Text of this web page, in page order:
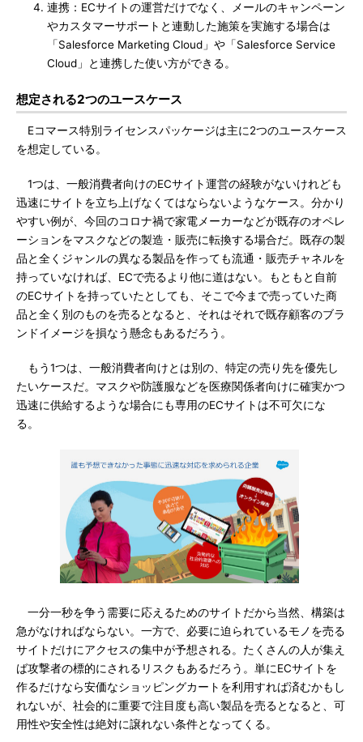
連携：ECサイトの運営だけでなく、メールのキャンペーン
やカスタマーサポートと連動した施策を実施する場合は
「Salesforce Marketing Cloud」や「Salesforce Service
Cloud」と連携した使い方ができる。
想定される2つのユースケース
Eコマース特別ライセンスパッケージは主に2つのユースケース
を想定している。
1つは、一般消費者向けのECサイト運営の経験がないけれども
迅速にサイトを立ち上げなくてはならないようなケース。分かり
やすい例が、今回のコロナ禍で家電メーカーなどが既存のオペレ
ーションをマスクなどの製造・販売に転換する場合だ。既存の製
品と全くジャンルの異なる製品を作っても流通・販売チャネルを
持っていなければ、ECで売るより他に道はない。もともと自前
のECサイトを持っていたとしても、そこで今まで売っていた商
品と全く別のものを売るとなると、それはそれで既存顧客のブラ
ンドイメージを損なう懸念もあるだろう。
もう1つは、一般消費者向けとは別の、特定の売り先を優先し
たいケースだ。マスクや防護服などを医療関係者向けに確実かつ
迅速に供給するような場合にも専用のECサイトは不可欠にな
る。
一分一秒を争う需要に応えるためのサイトだから当然、構築は
急がなければならない。一方で、必要に迫られているモノを売る
サイトだけにアクセスの集中が予想される。たくさんの人が集え
ば攻撃者の標的にされるリスクもあるだろう。単にECサイトを
作るだけなら安価なショッピングカートを利用すれば済むかもし
れないが、社会的に重要で注目度も高い製品を売るとなると、可
用性や安全性は絶対に譲れない条件となってくる。